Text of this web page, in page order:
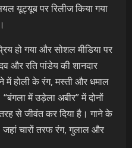
यूट्यूब पर रिलीज किया गया
हो गया और सोशल मीडिया पर
और रति पांडेय की शानदार
में होली के रंग, मस्ती और धमाल
में उड़ेला अबीर” में दोनों
से जीवंत कर दिया है। गाने के
चारों तरफ रंग, गुलाल और